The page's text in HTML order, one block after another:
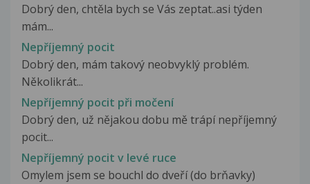
Dobrý den, chtěla bych se Vás zeptat..asi týden
mám...
Nepříjemný pocit
Dobrý den, mám takový neobvyklý problém.
Několikrát...
Nepříjemný pocit při močení
Dobrý den, už nějakou dobu mě trápí nepříjemný
pocit...
Nepříjemný pocit v levé ruce
Omylem jsem se bouchl do dveří (do brňavky)